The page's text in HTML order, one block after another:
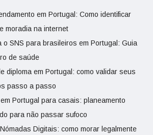
em Portugal: Como identificar
moradia na internet
o SNS para brasileiros em Portugal: Guia
de saúde
diploma em Portugal: como validar seus
passo a passo
Portugal para casais: planeamento
para não passar sufoco
Digitais: como morar legalmente